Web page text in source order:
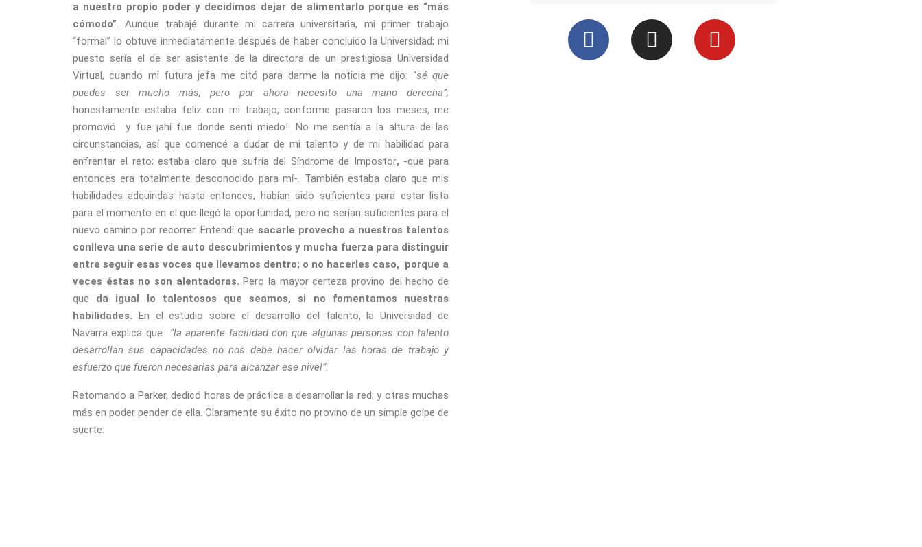
a nuestro propio poder y decidimos dejar de alimentarlo porque es “más
cómodo”. Aunque trabajé durante mi carrera universitaria, mi primer trabajo
“formal” lo obtuve inmediatamente después de haber concluido la Universidad; mi
puesto sería el de ser asistente de la directora de un prestigiosa Universidad
Virtual, cuando mi futura jefa me citó para darme la noticia me dijo: “sé que
puedes ser mucho más, pero por ahora necesito una mano derecha”;
honestamente estaba feliz con mi trabajo, conforme pasaron los meses, me
promovió y fue ¡ahí fue donde sentí miedo!. No me sentía a la altura de las
circunstancias, así que comencé a dudar de mi talento y de mi habilidad para
enfrentar el reto; estaba claro que sufría del Síndrome de Impostor, -que para
entonces era totalmente desconocido para mí-. También estaba claro que mis
habilidades adquiridas hasta entonces, habían sido suficientes para estar lista
para el momento en el que llegó la oportunidad, pero no serían suficientes para el
nuevo camino por recorrer. Entendí que sacarle provecho a nuestros talentos
conlleva una serie de auto descubrimientos y mucha fuerza para distinguir
entre seguir esas voces que llevamos dentro; o no hacerles caso, porque a
veces éstas no son alentadoras.Pero la mayor certeza provino del hecho de
que da igual lo talentosos que seamos, si no fomentamos nuestras
habilidades. En el estudio sobre el desarrollo del talento, la Universidad de
Navarra explica que “la aparente facilidad con que algunas personas con talento
desarrollan sus capacidades no nos debe hacer olvidar las horas de trabajo y
esfuerzo que fueron necesarias para alcanzar ese nivel”.
Retomando a Parker, dedicó horas de práctica a desarrollar la red; y otras muchas
más en poder pender de ella. Claramente su éxito no provino de un simple golpe de
suerte.